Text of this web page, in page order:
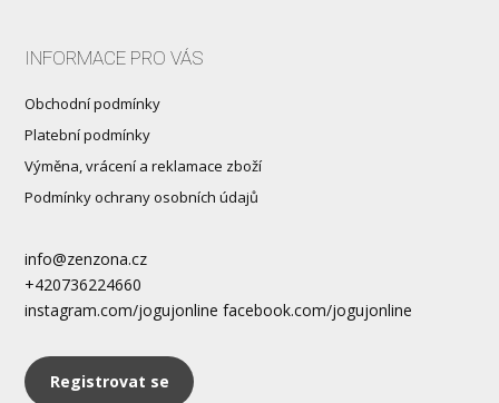
INFORMACE PRO VÁS
Obchodní podmínky
Platební podmínky
Výměna, vrácení a reklamace zboží
Podmínky ochrany osobních údajů
info@zenzona.cz
+420736224660
instagram.com/jogujonline facebook.com/jogujonline
Registrovat se